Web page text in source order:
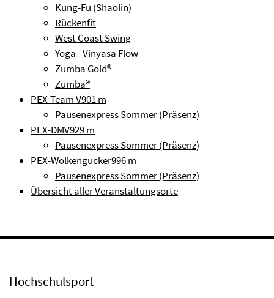
Kung-Fu (Shaolin)
Rückenfit
West Coast Swing
Yoga - Vinyasa Flow
Zumba Gold®
Zumba®
PEX-Team V901 m
Pausenexpress Sommer (Präsenz)
PEX-DMV929 m
Pausenexpress Sommer (Präsenz)
PEX-Wolkengucker996 m
Pausenexpress Sommer (Präsenz)
Übersicht aller Veranstaltungsorte
Hochschulsport